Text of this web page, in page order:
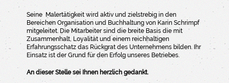
Seine Malertätigkeit wird aktiv und zielstrebig in den
Bereichen Organisation und Buchhaltung von Karin Schrimpf
mitgeleitet. Die Mitarbeiter sind die breite Basis die mit
Zusammenhalt, Loyalität und einem reichhaltigen
Erfahrungsschatz das Rückgrat des Unternehmens bilden. Ihr
Einsatz ist der Grund für den Erfolg unseres Betriebes.
An dieser Stelle sei Ihnen herzlich gedankt.